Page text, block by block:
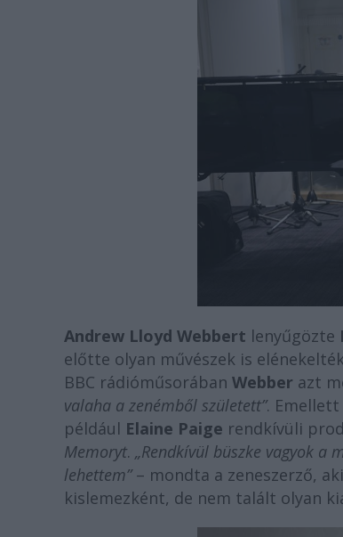
Andrew Lloyd Webbert lenyűgözte
előtte olyan művészek is
BBC rádióműsorában Webber azt
valaha a zenémből született”.
például Elaine Paige rendkívüli
Memoryt. „Rendkívül büszke vagyok a
lehettem”– mondta a zeneszerző,
kislemezként, de nem talált olyan